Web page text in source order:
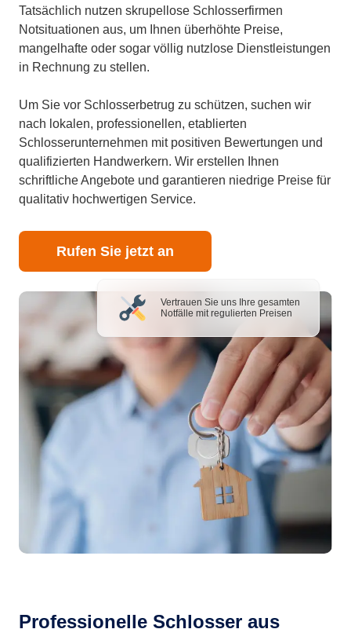
Tatsächlich nutzen skrupellose Schlosserfirmen
Notsituationen aus, um Ihnen überhöhte Preise,
mangelhafte oder sogar völlig nutzlose Dienstleistungen
in Rechnung zu stellen.
Um Sie vor Schlosserbetrug zu schützen, suchen wir
nach lokalen, professionellen, etablierten
Schlosserunternehmen mit positiven Bewertungen und
qualifizierten Handwerkern. Wir erstellen Ihnen
schriftliche Angebote und garantieren niedrige Preise für
qualitativ hochwertigen Service.
Rufen Sie jetzt an
Vertrauen Sie uns Ihre gesamten
Notfälle mit regulierten Preisen
Professionelle Schlosser aus